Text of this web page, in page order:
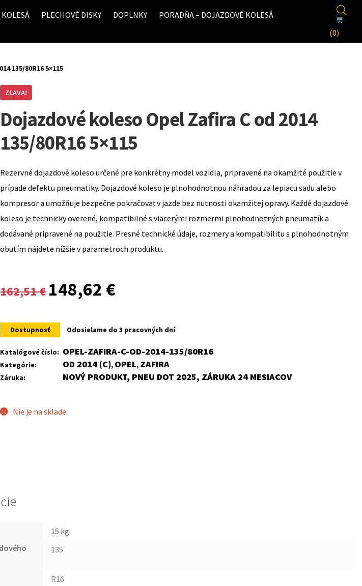
PLECHOVÉ DISKY DOPLNKY
PORADŇA – DOJAZDOVÉ KOLESÁ
(0)
135/80R16 5×115
ZĽAVA!
Dojazdové koleso Opel Zafira C od 2014
135/80R16 5×115
Rezervné dojazdové koleso určené pre konkrétny model vozidla, pripravené na okamžité použitie v
prípade defektu pneumatiky. Dojazdové koleso je plnohodnotnou náhradou za lepiacu sadu alebo
kompresor a umožňuje bezpečne pokračovať v jazde bez nutnosti okamžitej opravy. Každé dojazdové
koleso je technicky overené, kompatibilné s viacerými rozmermi plnohodnotných pneumatík a
dodávané pripravené na použitie. Presné technické údaje, rozmery a kompatibilitu s plnohodnotným
obutím nájdete nižšie v parametroch produktu.
162,51€
Original
was:
162,51 €.
148,62 €
is:
148,62 €.
Dostupnosť Odosielame do 3 pracovných dní
Katalógové číslo: OPEL-ZAFIRA-C-OD-2014-135/80R16
Kategórie: OD 2014 (C), OPEL, ZAFIRA
Záruka: NOVÝ PRODUKT, PNEU DOT 2025, ZÁRUKA 24 MESIACOV
Nie je na sklade
15 kg
135
R16